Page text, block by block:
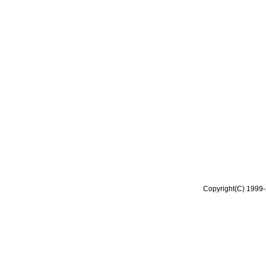
Copyright(C)